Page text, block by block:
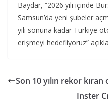
Baydar, “2026 yılı içinde
Samsun’da yeni şubeler
yılı sonuna kadar Türkiye
erişmeyi hedefliyoruz”
Son 10 yılın rekor kıran
Inster